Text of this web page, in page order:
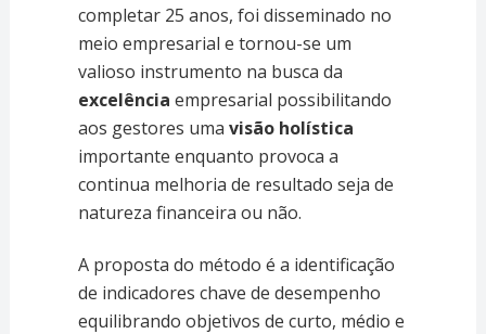
completar 25 anos, foi disseminado no
meio empresarial e tornou-se um
valioso instrumento na busca da
excelência empresarial possibilitando
aos gestores uma visão holística
importante enquanto provoca a
continua melhoria de resultado seja de
natureza financeira ou não.
A proposta do método é a identificação
de indicadores chave de desempenho
equilibrando objetivos de curto, médio e